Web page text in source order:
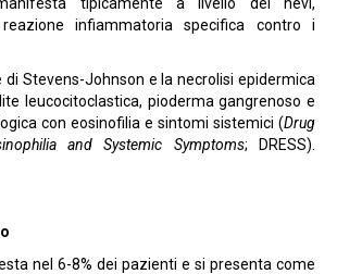
infiammatoria specifica contro i
di Stevens-Johnson e la necrolisi epidermica
leucocitoclastica, pioderma gangrenoso e
con eosinofilia e sintomi sistemici (Drug
and Systemic Symptoms; DRESS).
nel 6-8% dei pazienti e si presenta come